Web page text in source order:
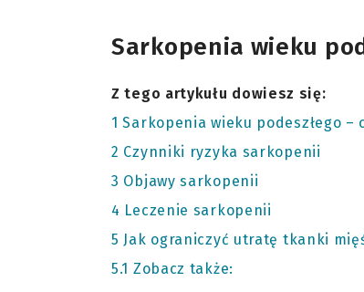
Sarkopenia wieku
Z tego artykułu dowiesz się:
1 Sarkopenia wieku podeszłego –
2 Czynniki ryzyka sarkopenii
3 Objawy sarkopenii
4 Leczenie sarkopenii
5 Jak ograniczyć utratę tkanki
5.1 Zobacz także: